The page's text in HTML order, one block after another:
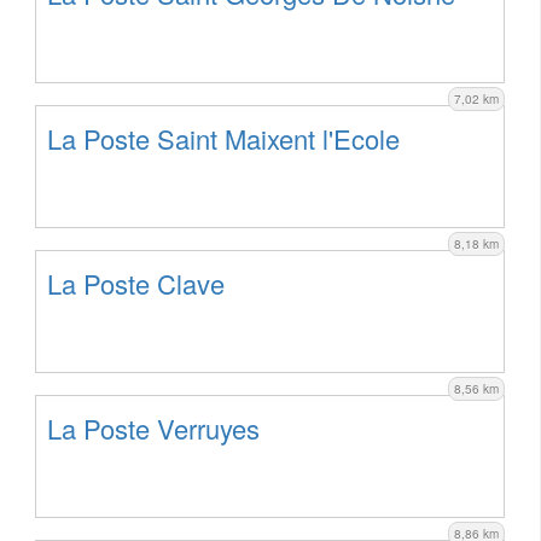
7,02 km
La Poste Saint Maixent l'Ecole
8,18 km
La Poste Clave
8,56 km
La Poste Verruyes
8,86 km